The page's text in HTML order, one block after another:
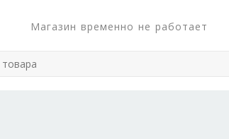
Магазин временно не работает